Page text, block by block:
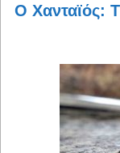
Ο Χανταϊός: